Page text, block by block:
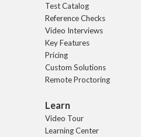
Test Catalog
Reference Checks
Video Interviews
Key Features
Pricing
Custom Solutions
Remote Proctoring
Learn
Video Tour
Learning Center